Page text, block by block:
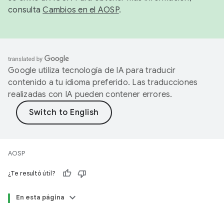
consultaCambios en el AOSP.
Google utiliza tecnología de IA para traducir
contenido a tu idioma preferido. Las traducciones
realizadas con IA pueden contener errores.
AOSP
¿Te resultó útil?
En esta página